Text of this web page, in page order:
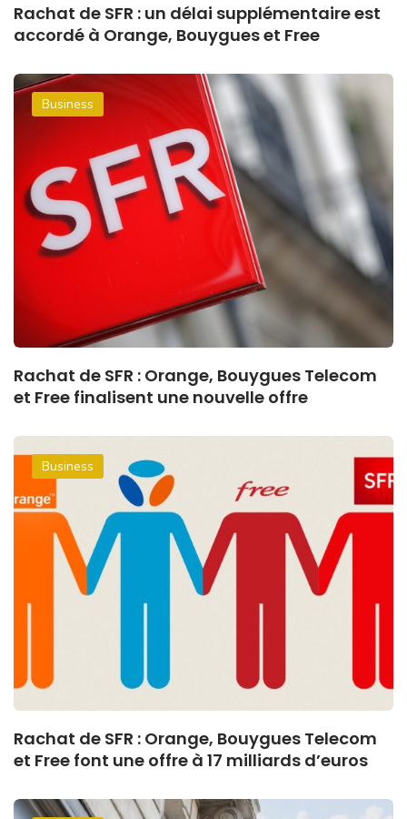
Rachat de SFR : un délai supplémentaire est
accordé à Orange, Bouygues et Free
Business
Rachat de SFR : Orange, Bouygues Telecom
et Free finalisent une nouvelle offre
Business
Rachat de SFR : Orange, Bouygues Telecom
et Free font une offre à 17 milliards d’euros